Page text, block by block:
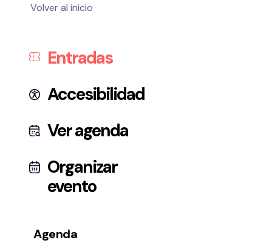
Volver al inicio
Entradas
Accesibilidad
Ver agenda
Organizar
evento
Agenda